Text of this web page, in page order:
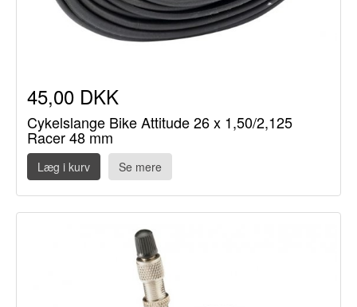
45,00 DKK
Cykelslange Bike Attitude 26 x 1,50/2,125
Racer 48 mm
Læg i kurv Se mere